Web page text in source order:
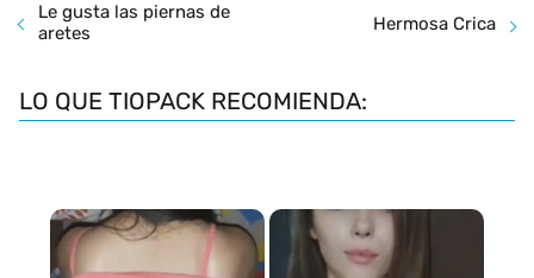
Le gusta las piernas de
aretes
Hermosa Crica
LO QUE TIOPACK RECOMIENDA: